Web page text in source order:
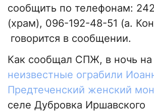
сообщить по телефонам:
(храм), 096-192-48-51 (а.
говорится в сообщении.
Как сообщал СПЖ, в ночь на
неизвестные ограбили
Предтеченский женский
селе Дубровка Иршавского